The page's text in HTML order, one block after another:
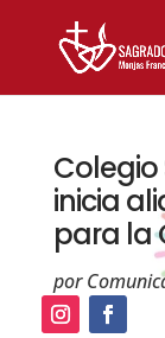
Colegio
inicia
para la
por